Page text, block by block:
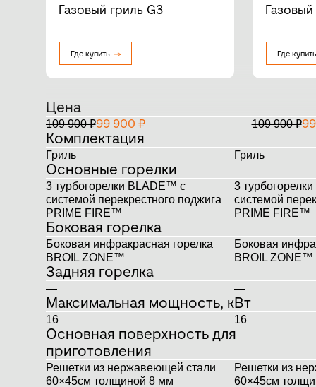
Цена
Комплектация
Основные горелки
Боковая горелка
Задняя горелка
Максимальная мощность, кВт
Основная поверхность для
приготовления
109 900 ₽
109 900 ₽99 900 ₽
Гриль Гриль
3 турбогорелки BLADE™ с
системой перекрестного поджига
PRIME FIRE™
3
системой
PRIME FIRE™
Боковая инфракрасная горелка
BROIL ZONE™
Боковая
BROIL ZONE™
— —
16 16
Решетки из нержавеющей стали
60×45см толщиной 8 мм
Решетки из
60×45см
Где купить
Газовый гриль G3
Где купить